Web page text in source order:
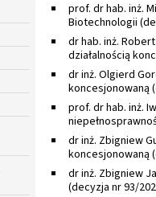
prof. dr hab. inż.
Biotechnologii
dr hab. inż.
działalnością
dr inż. Olgierd
koncesjonowaną
prof. dr hab. inż.
dr inż. Zbigniew
koncesjonowaną
dr inż. Zbigniew
(decyzja nr 93/